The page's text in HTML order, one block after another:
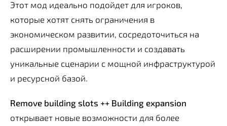
Этот мод идеально подойдет для игроков,
которые хотят снять ограничения в
экономическом развитии, сосредоточиться на
расширении промышленности и создавать
уникальные сценарии с мощной инфраструктурой
и ресурсной базой.
Remove building slots ++ Building expansion
открывает новые возможности для более